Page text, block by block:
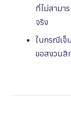
ที่ไม่สามา
จริง
ในกรณีเจ็
ขอสงวนสิ